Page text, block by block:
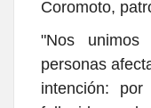
Coromoto,
"Nos
personas
intención: